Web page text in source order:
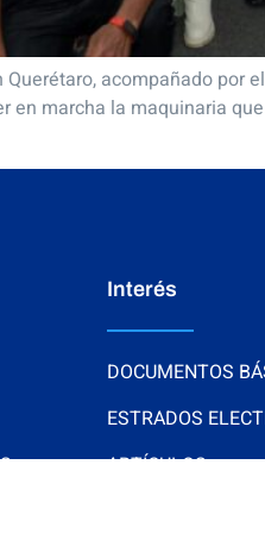
acompañado
en marcha la maquinaria
Interés
DOCUMENTOS
ESTRADOS
ARTÍCULOS